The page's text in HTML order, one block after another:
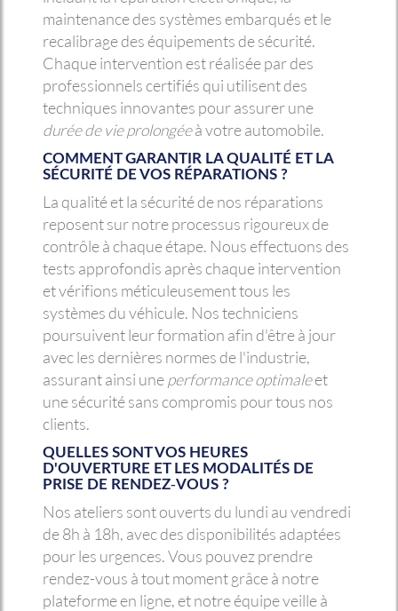
maintenance des systèmes embarqués et le
recalibrage des équipements de sécurité.
Chaque intervention est réalisée par des
professionnels certifiés qui utilisent des
techniques innovantes pour assurer une
durée de vie prolongéeà votre automobile.
COMMENT GARANTIR LA QUALITÉ ET LA
SÉCURITÉ DE VOS RÉPARATIONS ?
La qualité et la sécurité de nos réparations
reposent sur notre processus rigoureux de
contrôle à chaque étape. Nous effectuons des
tests approfondis après chaque intervention
et vérifions méticuleusement tous les
systèmes du véhicule. Nos techniciens
poursuivent leur formation afin d'être à jour
avec les dernières normes de l'industrie,
assurant ainsi uneperformance optimaleet
une sécurité sans compromis pour tous nos
clients.
QUELLES SONT VOS HEURES
D'OUVERTURE ET LES MODALITÉS DE
PRISE DE RENDEZ-VOUS ?
Nos ateliers sont ouverts du lundi au vendredi
de 8h à 18h, avec des disponibilités adaptées
pour les urgences. Vous pouvez prendre
rendez-vous à tout moment grâce à notre
plateforme en ligne, et notre équipe veille à